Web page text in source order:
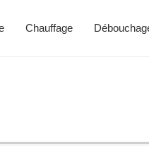
Chauffage